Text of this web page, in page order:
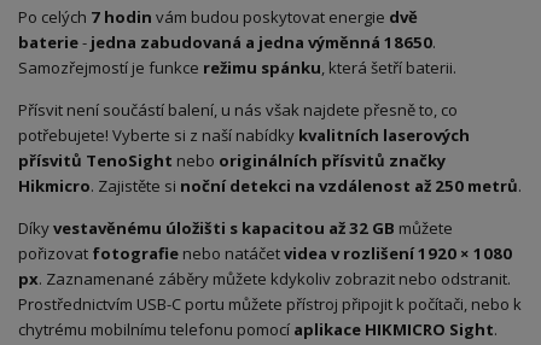
Po celých 7 hodin vám budou poskytovat energie dvě
baterie- jedna zabudovaná a jedna výměnná 18650.
Samozřejmostí je funkce režimu spánku, která šetří baterii.
Přísvit není součástí balení, u nás však najdete přesně to, co
potřebujete! Vyberte si z naší nabídky kvalitních laserových
přísvitů TenoSight nebo originálních přísvitů značky
Hikmicro. Zajistěte si noční detekci na vzdálenost až 250 metrů.
Díkyvestavěnému úložišti s kapacitou až 32 GB můžete
pořizovat fotografie nebo natáčetvidea v rozlišení 1920 × 1080
px. Zaznamenané záběry můžete kdykoliv zobrazit nebo odstranit.
Prostřednictvím USB-C portu můžete přístroj připojit k počítači, nebo k
chytrému mobilnímu telefonu pomocí aplikace HIKMICRO Sight.